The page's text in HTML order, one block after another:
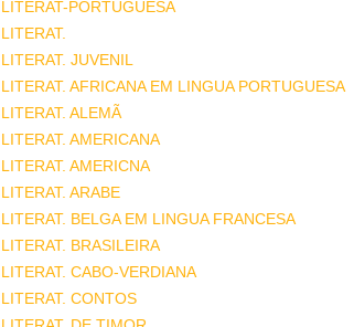
LITERAT-PORTUGUESA
LITERAT.
LITERAT. JUVENIL
LITERAT. AFRICANA EM LINGUA PORTUGUESA
LITERAT. ALEMÃ
LITERAT. AMERICANA
LITERAT. AMERICNA
LITERAT. ARABE
LITERAT. BELGA EM LINGUA FRANCESA
LITERAT. BRASILEIRA
LITERAT. CABO-VERDIANA
LITERAT. CONTOS